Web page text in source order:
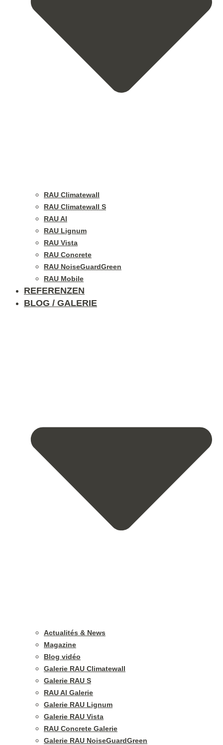
RAU Climatewall
RAU Climatewall S
RAU Al
RAU Lignum
RAU Vista
RAU Concrete
RAU NoiseGuardGreen
RAU Mobile
REFERENZEN
BLOG / GALERIE
Actualités & News
Magazine
Blog vidéo
Galerie RAU Climatewall
Galerie RAU S
RAU Al Galerie
Galerie RAU Lignum
Galerie RAU Vista
RAU Concrete Galerie
Galerie RAU NoiseGuardGreen